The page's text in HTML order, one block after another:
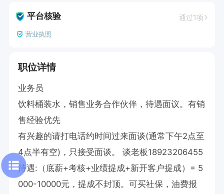
平台核验 通过1项
营业执照
职位详情
业务员
饮料桶装水，销售业务合作伙伴，待遇面议。有销
售经验优先
有兴趣的请打电话约时间过来面谈(通常下午2点至
4点半有空)，只接受面谈。 谈老板18923206455
待遇:（底薪+考核+业绩提成+新开客户提成）= 5
000-10000元，提成不封顶。可买社保，油费报